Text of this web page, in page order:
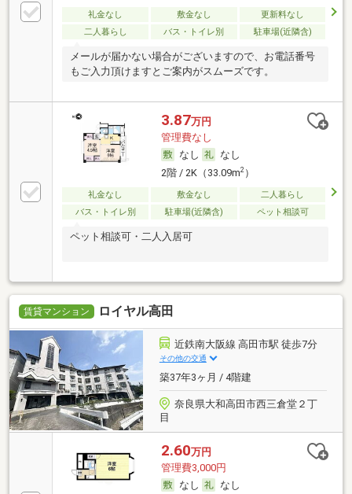
礼金なし 敷金なし
更新料なし
二人暮らし
バス・トイレ別 駐車場(近隣含)
メールが届かない場合がございますので、お電話番号
もご入力頂けますとご案内がスムーズです。
3.87万円
管理費なし
なし
なし
2階 / 2K（33.09m2）
礼金なし 敷金なし
二人暮らし
バス・トイレ別
駐車場(近隣含) ペット相談可
ペット相談可・二人入居可
賃貸マンション ロイヤル高田
近鉄南大阪線 高田市駅 徒歩7分
その他の交通
築37年3ヶ月 / 4階建
奈良県大和高田市西三倉堂２丁
目
2.60万円
管理費3,000円
なし
なし